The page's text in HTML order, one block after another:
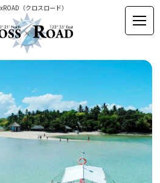
（クロスロード）